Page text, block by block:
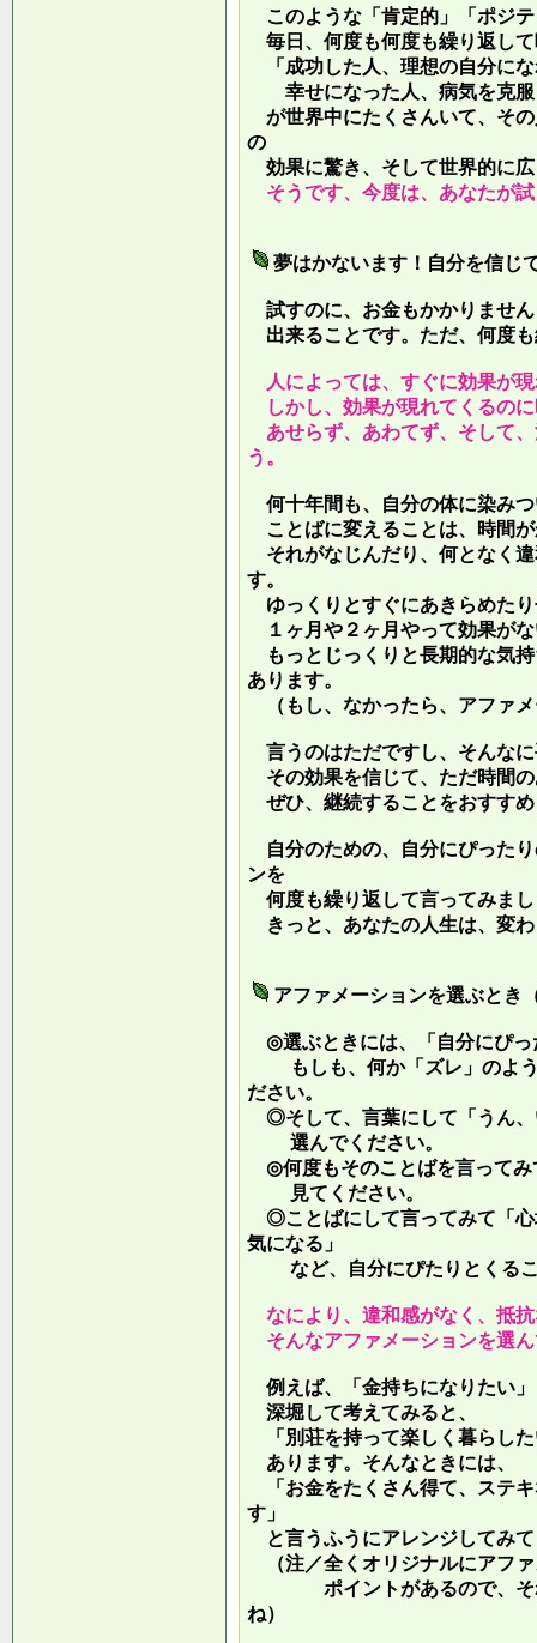
このような「肯定的」「ポジ
毎日、何度も何度も繰り返し
「成功した人、理想の自分に
幸せになった人、病気を克服
が世界中にたくさんいて、そ
の
効果に驚き、そして世界的に
そうです、今度は、あなたが
夢はかないます！自分を信じ
試すのに、お金もかかりませ
出来ることです。ただ、何度
人によっては、すぐに効果が
しかし、効果が現れてくるの
あせらず、あわてず、そして
う。
何十年間も、自分の体に染み
ことばに変えることは、時間
それがなじんだり、何となく
す。
ゆっくりとすぐにあきらめた
１ヶ月や２ヶ月やって効果が
もっとじっくりと長期的な気
あります。
（もし、なかったら、アファ
言うのはただですし、そんな
その効果を信じて、ただ時間
ぜひ、継続することをおすす
自分のための、自分にぴった
ンを
何度も繰り返して言ってみま
きっと、あなたの人生は、変
アファメーションを選ぶとき
◎選ぶときには、「自分にぴっ
もしも、何か「ズレ」のよう
ださい。
◎そして、言葉にして「うん、
選んでください。
◎何度もそのことばを言ってみ
見てください。
◎ことばにして言ってみて「心
気になる」
など、自分にぴたりとくるこ
なにより、違和感がなく、抵
そんなアファメーションを選
例えば、「金持ちになりたい
深堀して考えてみると、
「別荘を持って楽しく暮らし
あります。そんなときには、
「お金をたくさん得て、ステ
す」
と言うふうにアレンジしてみ
（注／全くオリジナルにアフ
ポイントがあるので、それ
ね）